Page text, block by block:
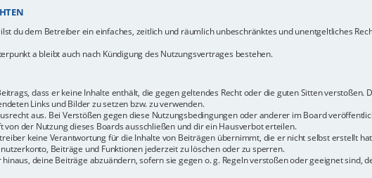
du dem Betreiber ein einfaches, zeitlich und räumlich unbeschränktes und unentgeltliches
a bleibt auch nach Kündigung des Nutzungsvertrages bestehen.
dass er keine Inhalte enthält, die gegen geltendes Recht oder die guten Sitten verstoßen.
Links und Bilder zu setzen bzw. zu verwenden.
aus. Bei Verstößen gegen diese Nutzungsbedingungen oder anderer im Board
der Nutzung dieses Boards ausschließen und dir ein Hausverbot erteilen.
keine Verantwortung für die Inhalte von Beiträgen übernimmt, die er nicht selbst erstellt
Beiträge und Funktionen jederzeit zu löschen oder zu sperren.
deine Beiträge abzuändern, sofern sie gegen o. g. Regeln verstoßen oder geeignet sind,